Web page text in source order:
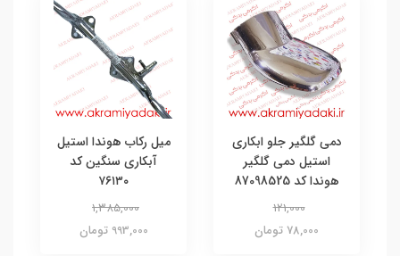
دمی گلگیر جلو ابکاری
استیل دمی گلگیر
هوندا کد 87098525
121,000
78,000 تومان
میل رکاب هوندا استیل
آبکاری سنگین کد
۷۶۱۳۰
1,385,000
993,000 تومان